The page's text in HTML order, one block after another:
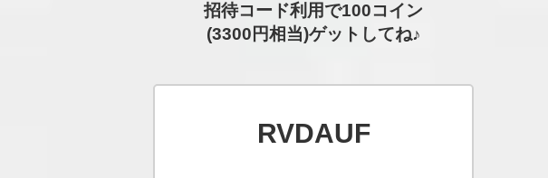
招待コード利用で100コイン
(3300円相当)ゲットしてね♪
RVDAUF